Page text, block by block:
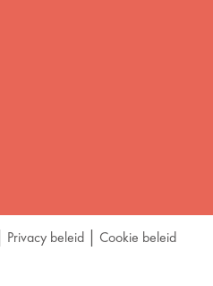
Privacy beleid Cookie beleid